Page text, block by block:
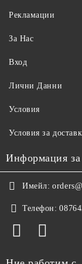
Състав
:
Caprylic/Capric
Bisabolol,
Рекламации
За Нас
Вход
Лични Данни
Условия
Условия за
Информация за
Имейл:
Телефон: